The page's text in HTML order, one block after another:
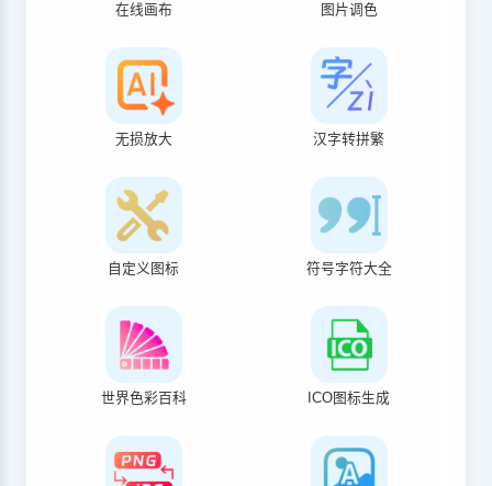
在线画布 图片调色
无损放大 汉字转拼繁
自定义图标 符号字符大全
世界色彩百科 ICO图标生成